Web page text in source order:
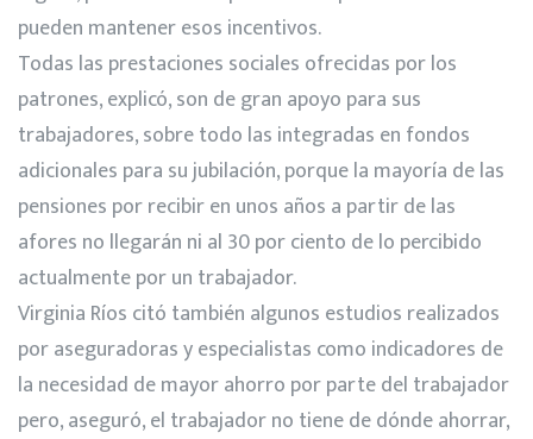
pueden mantener esos incentivos.
Todas las prestaciones sociales ofrecidas por los
patrones, explicó, son de gran apoyo para sus
trabajadores, sobre todo las integradas en fondos
adicionales para su jubilación, porque la mayoría de las
pensiones por recibir en unos años a partir de las
afores no llegarán ni al 30 por ciento de lo percibido
actualmente por un trabajador.
Virginia Ríos citó también algunos estudios realizados
por aseguradoras y especialistas como indicadores de
la necesidad de mayor ahorro por parte del trabajador
pero, aseguró, el trabajador no tiene de dónde ahorrar,